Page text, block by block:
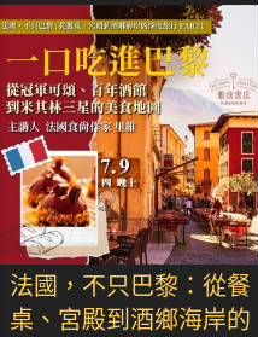
法國，不只巴黎：從餐
桌、宮殿到酒鄉海岸的